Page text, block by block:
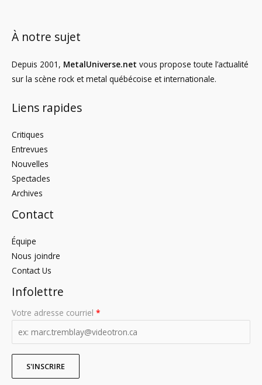
À notre sujet
Depuis 2001, MetalUniverse.net vous propose toute l’actualité
sur la scène rock et metal québécoise et internationale.
Liens rapides
Critiques
Entrevues
Nouvelles
Spectacles
Archives
Contact
Équipe
Nous joindre
Contact Us
Infolettre
Votre adresse courriel *